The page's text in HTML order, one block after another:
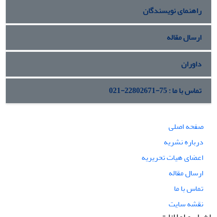
راهنمای نویسندگان
ارسال مقاله
داوران
تماس با ما : 75-22802671-021
صفحه اصلی
درباره نشریه
اعضای هیات تحریریه
ارسال مقاله
تماس با ما
نقشه سایت